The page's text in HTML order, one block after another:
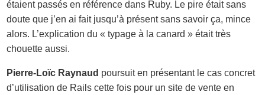
étaient passés en référence dans Ruby. Le pire était sans
doute que j’en ai fait jusqu’à présent sans savoir ça, mince
alors. L’explication du « typage à la canard » était très
chouette aussi.
Pierre-Loïc Raynaud poursuit en présentant le cas concret
d’utilisation de Rails cette fois pour un site de vente en